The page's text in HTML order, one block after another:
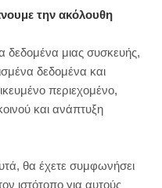
a
m
s
t
RICE
and Peppers
την ακόλουθη
μιας συσκευής,
δεδομένα και
περιεχομένο,
και ανάπτυξη
θα έχετε συμφωνήσει
ιστότοπο για αυτούς